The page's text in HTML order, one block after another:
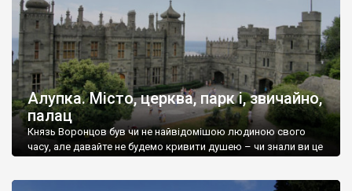
Алупка. Місто, церква, парк і, звичайно,
палац
Князь Воронцов був чи не найвідомішою людиною свого
часу, але давайте не будемо кривити душею – чи знали ви це